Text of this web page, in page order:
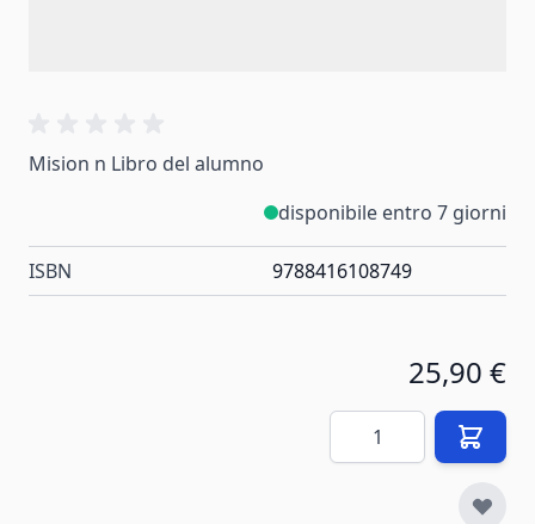
Mision n Libro del alumno
disponibile entro 7 giorni
ISBN 9788416108749
25,90 €
Quantità